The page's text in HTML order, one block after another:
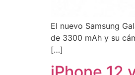
El nuevo Samsung
de 3300 mAh y su
[…]